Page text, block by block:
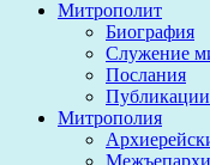
Митрополит
Биография
Служение
Послания
Публикации
Митрополия